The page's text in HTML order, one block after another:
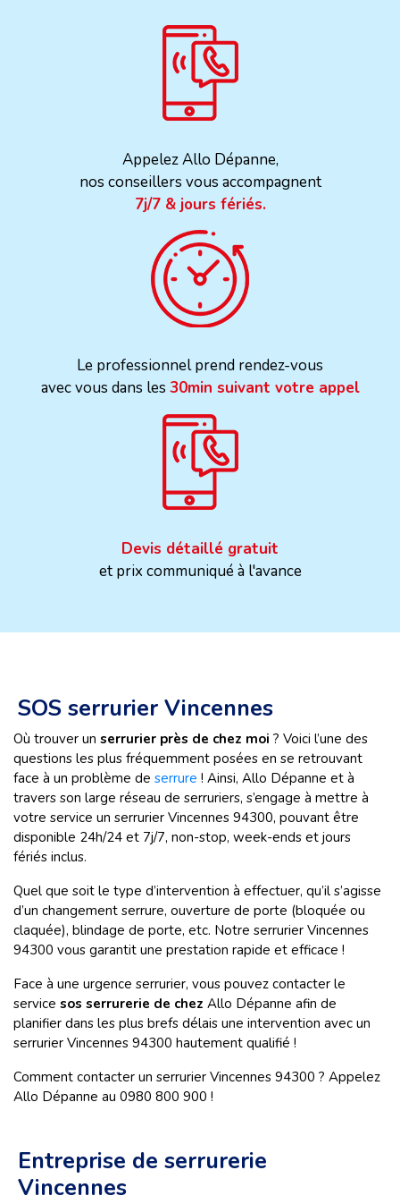
Appelez Allo Dépanne,
nos conseillers vous accompagnent
7j/7 & jours fériés.
Le professionnel prend rendez-vous
avec vous dans les 30min suivant votre appel
Devis détaillé gratuit
et prix communiqué à l'avance
SOS serrurier Vincennes
Où trouver un serrurier près de chez moi ? Voici l’une des
questions les plus fréquemment posées en se retrouvant
face à un problème de serrure ! Ainsi, Allo Dépanne et à
travers son large réseau de serruriers, s’engage à mettre à
votre service un serrurier Vincennes 94300, pouvant être
disponible 24h/24 et 7j/7, non-stop, week-ends et jours
fériés inclus.
Quel que soit le type d’intervention à effectuer, qu’il s’agisse
d’un changement serrure, ouverture de porte (bloquée ou
claquée), blindage de porte, etc. Notre serrurier Vincennes
94300 vous garantit une prestation rapide et efficace !
Face à une urgence serrurier, vous pouvez contacter le
service sos serrurerie de chez Allo Dépanne afin de
planifier dans les plus brefs délais une intervention avec un
serrurier Vincennes 94300 hautement qualifié !
Comment contacter un serrurier Vincennes 94300 ? Appelez
Allo Dépanne au 0980 800 900 !
Entreprise de serrurerie
Vincennes